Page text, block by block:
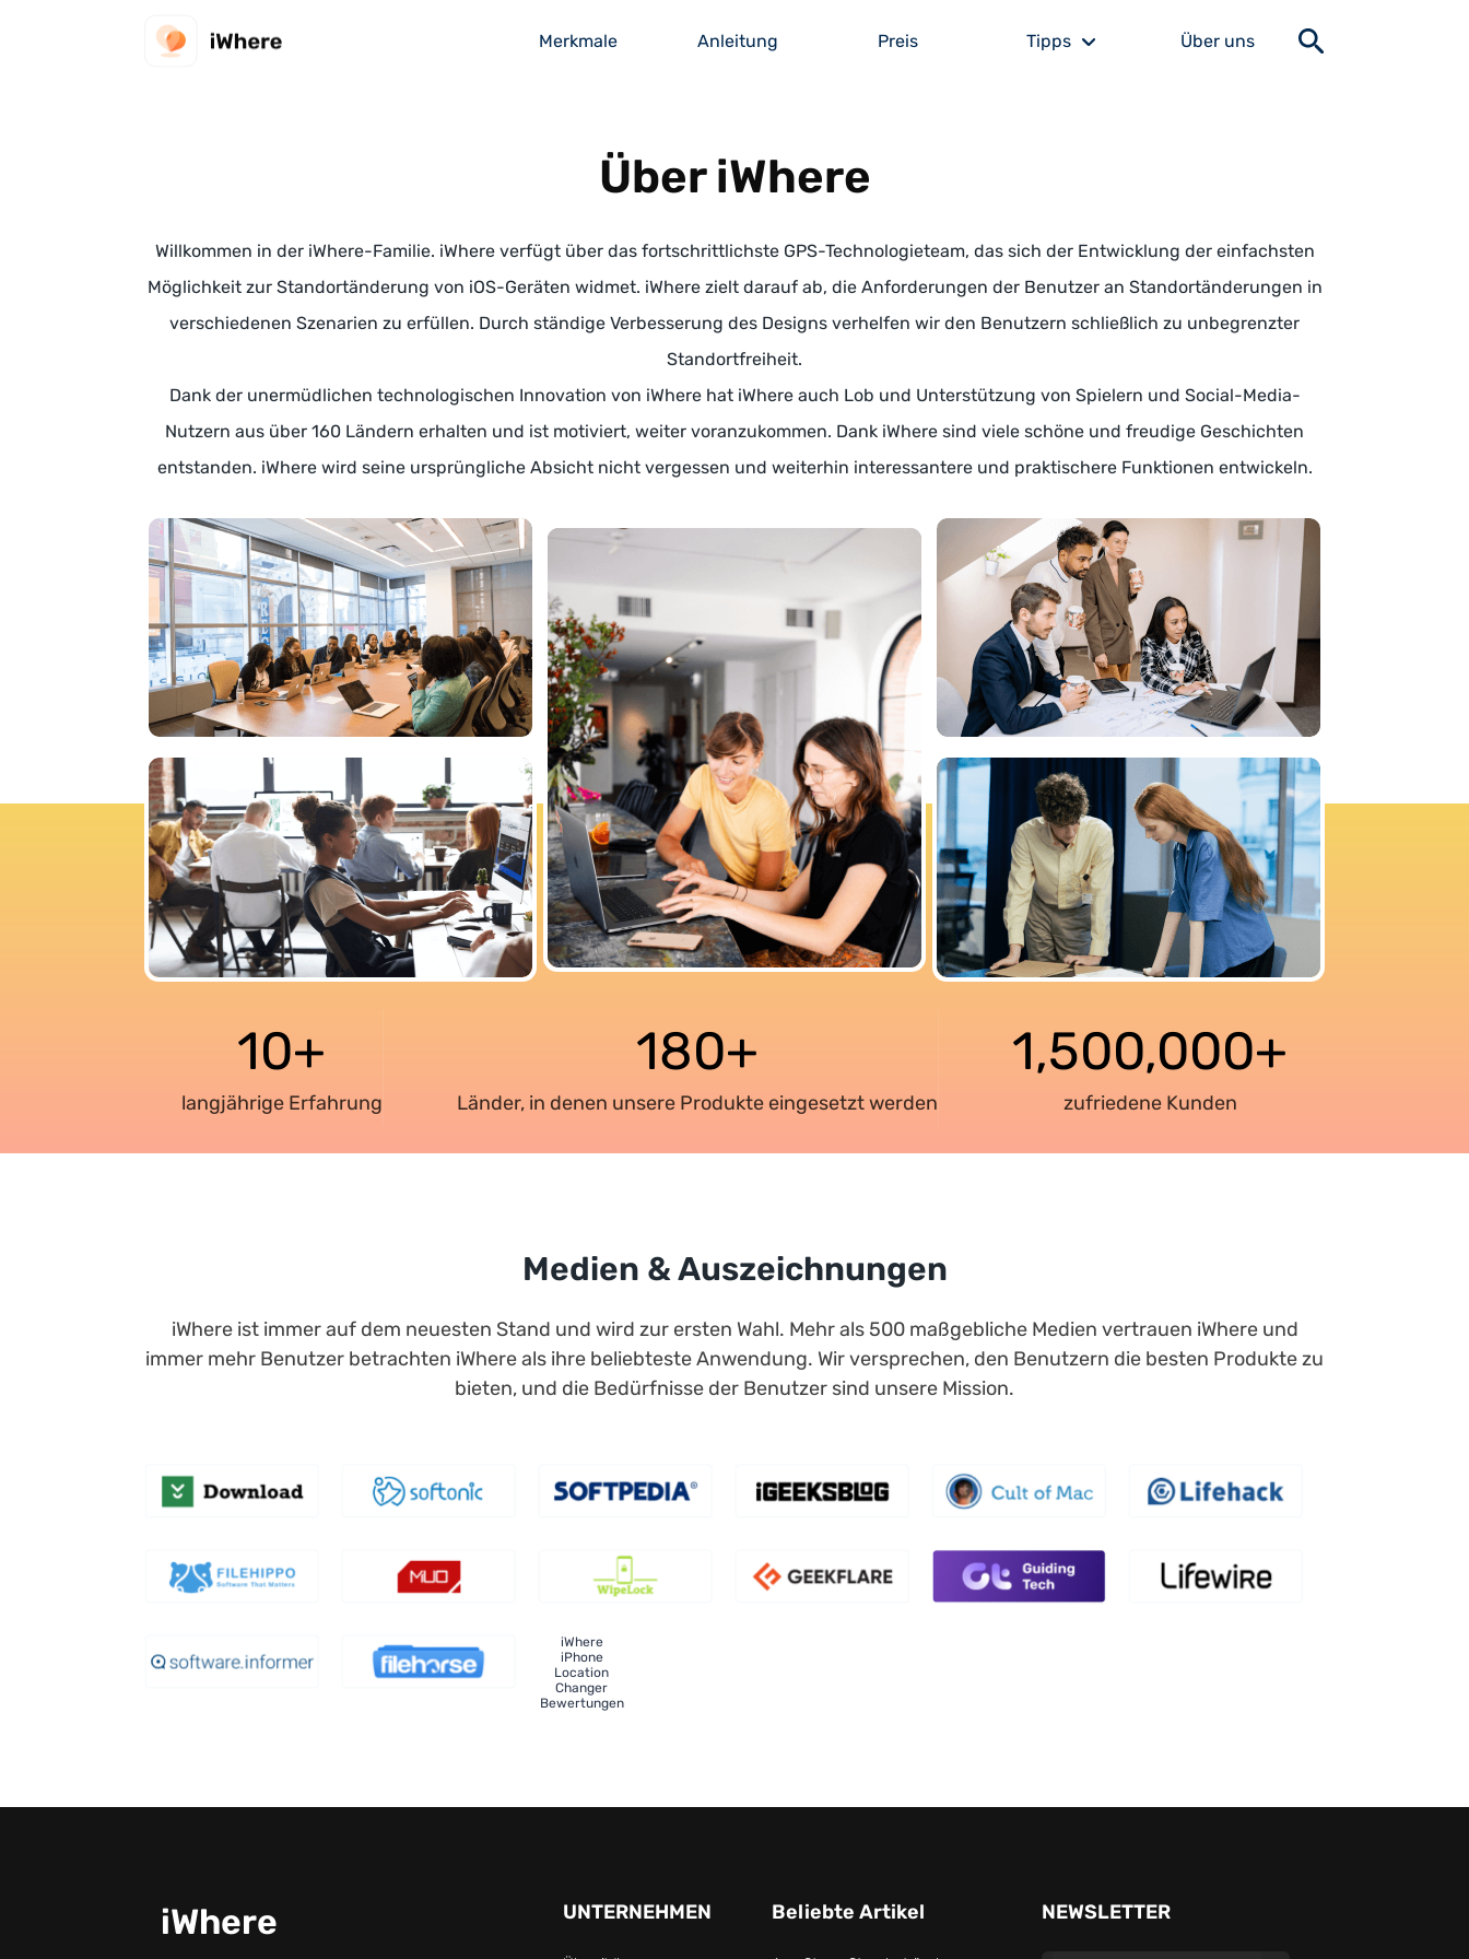
Merkmale Anleitung Preis Tipps Über uns
Über iWhere
Willkommen in der iWhere-Familie. iWhere verfügt über das fortschrittlichste GPS-Technologieteam, das sich der Entwicklung der einfachsten
Möglichkeit zur Standortänderung von iOS-Geräten widmet. iWhere zielt darauf ab, die Anforderungen der Benutzer an Standortänderungen in
verschiedenen Szenarien zu erfüllen. Durch ständige Verbesserung des Designs verhelfen wir den Benutzern schließlich zu unbegrenzter
Standortfreiheit.
Dank der unermüdlichen technologischen Innovation von iWhere hat iWhere auch Lob und Unterstützung von Spielern und Social-Media-
Nutzern aus über 160 Ländern erhalten und ist motiviert, weiter voranzukommen. Dank iWhere sind viele schöne und freudige Geschichten
entstanden. iWhere wird seine ursprüngliche Absicht nicht vergessen und weiterhin interessantere und praktischere Funktionen entwickeln.
10+
langjährige Erfahrung
180+
Länder, in denen unsere Produkte eingesetzt werden
1,500,000+
zufriedene Kunden
Medien & Auszeichnungen
iWhere ist immer auf dem neuesten Stand und wird zur ersten Wahl. Mehr als 500 maßgebliche Medien vertrauen iWhere und
immer mehr Benutzer betrachten iWhere als ihre beliebteste Anwendung. Wir versprechen, den Benutzern die besten Produkte zu
bieten, und die Bedürfnisse der Benutzer sind unsere Mission.
iWhere
iPhone
Location
Changer
Bewertungen
iWhere UNTERNEHMEN Beliebte Artikel NEWSLETTER